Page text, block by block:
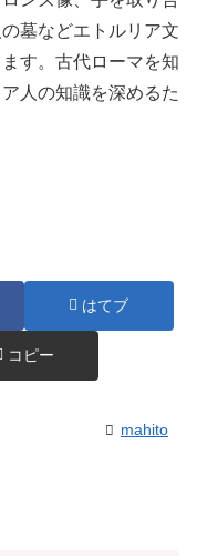
墓などエトルリア文
す。古代ローマを知
人の知識を深めるた
はてブ
コピー
mahito